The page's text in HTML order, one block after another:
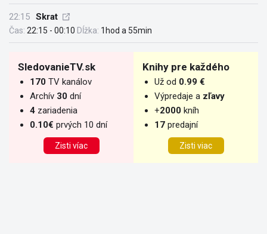
22:15 Skrat
Čas: 22:15 - 00:10 Dĺžka: 1hod a 55min
SledovanieTV.sk
170 TV kanálov
Archív 30 dní
4 zariadenia
0.10€ prvých 10 dní
Zisti víac
Knihy pre každého
Už od 0.99 €
Výpredaje a zľavy
+2000 kníh
17 predajní
Zisti viac